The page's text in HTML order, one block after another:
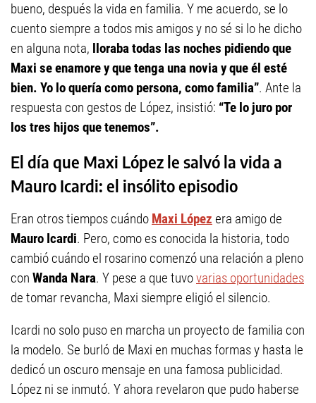
bueno, después la vida en familia. Y me acuerdo, se lo
cuento siempre a todos mis amigos y no sé si lo he dicho
en alguna nota, lloraba todas las noches pidiendo que
Maxi se enamore y que tenga una novia y que él esté
bien. Yo lo quería como persona, como familia”. Ante la
respuesta con gestos de López, insistió: “Te lo juro por
los tres hijos que tenemos”.
El día que Maxi López le salvó la vida a
Mauro Icardi: el insólito episodio
Eran otros tiempos cuándo Maxi López era amigo de
Mauro Icardi. Pero, como es conocida la historia, todo
cambió cuándo el rosarino comenzó una relación a pleno
con Wanda Nara. Y pese a que tuvovarias oportunidades
de tomar revancha, Maxi siempre eligió el silencio.
Icardi no solo puso en marcha un proyecto de familia con
la modelo. Se burló de Maxi en muchas formas y hasta le
dedicó un oscuro mensaje en una famosa publicidad.
López ni se inmutó. Y ahora revelaron que pudo haberse